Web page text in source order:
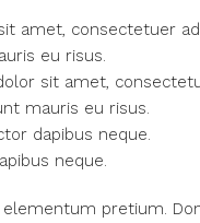
amet, consectetuer
eu risus.
sit amet,
mauris eu risus.
dapibus neque.
neque.
pretium.